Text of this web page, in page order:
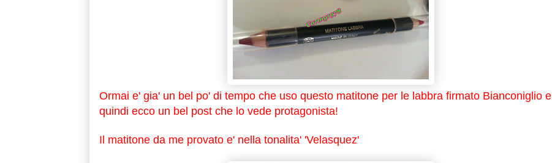
Ormai e' gia' un bel po' di tempo che uso questo matitone per le labbra firmato Bianconiglio e
quindi ecco un bel post che lo vede protagonista!
Il matitone da me provato e' nella tonalita' 'Velasquez'